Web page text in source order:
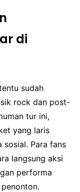
di
sudah
rock dan post-
tur ini,
yang laris
sosial. Para fans
langsung aksi
performa